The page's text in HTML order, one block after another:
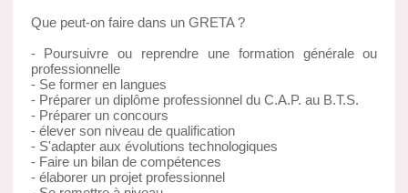
Que peut-on faire dans un GRETA ?
- Poursuivre ou reprendre une formation générale ou
professionnelle
- Se former en langues
- Préparer un diplôme professionnel du C.A.P. au B.T.S.
- Préparer un concours
- élever son niveau de qualification
- S'adapter aux évolutions technologiques
- Faire un bilan de compétences
- élaborer un projet professionnel